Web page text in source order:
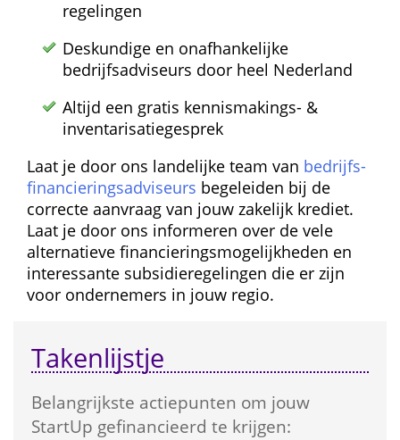
regelingen
Deskundige en onafhankelijke
bedrijfsadviseurs door heel Nederland
Altijd een gratis kennismakings- &
inventarisatie­gesprek
Laat je door ons landelijke team van bedrijfs­
financierings­adviseurs begeleiden bij de
correcte aanvraag van jouw zakelijk krediet.
Laat je door ons informeren over de vele
alternatieve financierings­mogelijkheden en
interessante subsidie­regelingen die er zijn
voor ondernemers in jouw regio.
Takenlijstje
Belangrijkste actie­punten om jouw
StartUp gefinancieerd te krijgen: